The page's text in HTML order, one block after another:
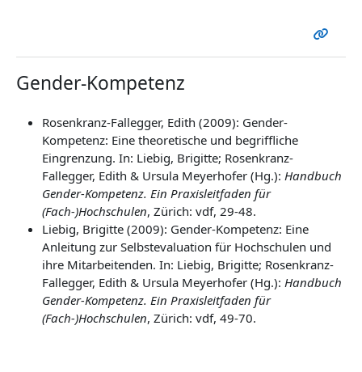
Gender-Kompetenz
Rosenkranz-Fallegger, Edith (2009): Gender-
Kompetenz: Eine theoretische und begriffliche
Eingrenzung. In: Liebig, Brigitte; Rosenkranz-
Fallegger, Edith & Ursula Meyerhofer (Hg.): Handbuch
Gender-Kompetenz. Ein Praxisleitfaden für
(Fach-)Hochschulen, Zürich: vdf, 29-48.
Liebig, Brigitte (2009): Gender-Kompetenz: Eine
Anleitung zur Selbstevaluation für Hochschulen und
ihre Mitarbeitenden. In: Liebig, Brigitte; Rosenkranz-
Fallegger, Edith & Ursula Meyerhofer (Hg.): Handbuch
Gender-Kompetenz. Ein Praxisleitfaden für
(Fach-)Hochschulen, Zürich: vdf, 49-70.